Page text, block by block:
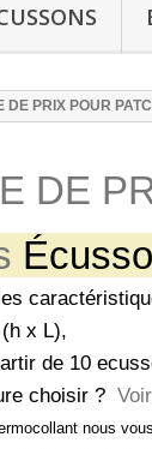
DE PRIX POUR
DE
x L),
de 10
choisir ?
nous